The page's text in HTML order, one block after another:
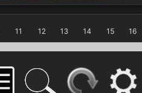
11 12 13 14 15 16